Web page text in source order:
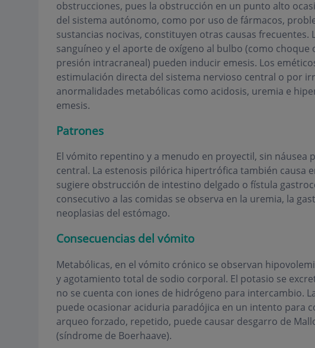
obstrucciones, pues la obstrucción en un punto alto
del sistema autónomo, como por uso de fármacos,
sustancias nocivas, constituyen otras causas
sanguíneo y el aporte de oxígeno al bulbo (como
presión intracraneal) pueden inducir emesis. Los
estimulación directa del sistema nervioso central o por
anormalidades metabólicas como acidosis, uremia e
emesis.
Patrones
El vómito repentino y a menudo en proyectil, sin náusea
central. La estenosis pilórica hipertrófica también causa
sugiere obstrucción de intestino delgado o fístula
consecutivo a las comidas se observa en la uremia, la
neoplasias del estómago.
Consecuencias del vómito
Metabólicas, en el vómito crónico se observan
y agotamiento total de sodio corporal. El potasio se
no se cuenta con iones de hidrógeno para intercambio.
puede ocasionar aciduria paradójica en un intento para
arqueo forzado, repetido, puede causar desgarro de
(síndrome de Boerhaave).